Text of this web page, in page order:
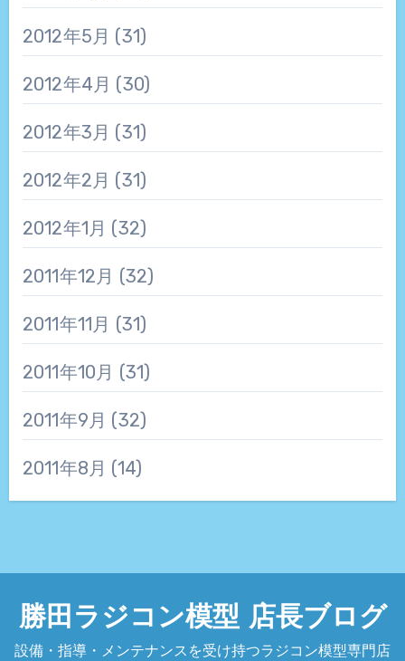
2012年5月 (31)
2012年4月 (30)
2012年3月 (31)
2012年2月 (31)
2012年1月 (32)
2011年12月 (32)
2011年11月 (31)
2011年10月 (31)
2011年9月 (32)
2011年8月 (14)
勝田ラジコン模型 店長ブログ
設備・指導・メンテナンスを受け持つラジコン模型専門店